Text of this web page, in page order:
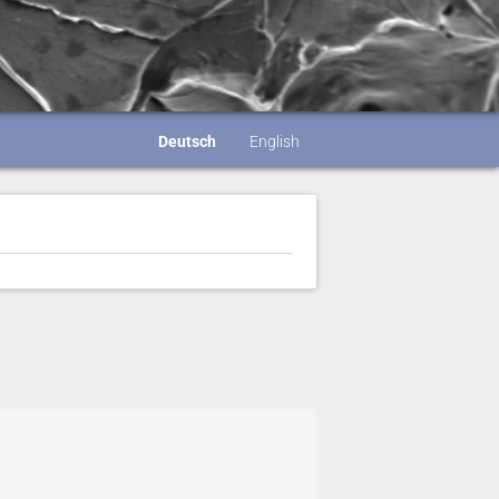
Deutsch English